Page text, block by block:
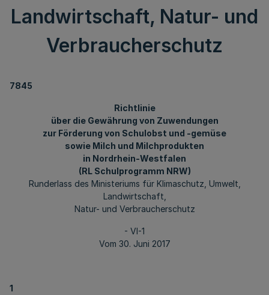
Landwirtschaft, Natur- und
Verbraucherschutz
7845
Richtlinie
über die Gewährung von Zuwendungen
zur Förderung von Schulobst und -gemüse
sowie Milch und Milchprodukten
in Nordrhein-Westfalen
(RL Schulprogramm NRW)
Runderlass des Ministeriums für Klimaschutz, Umwelt,
Landwirtschaft,
Natur- und Verbraucherschutz
- VI-1
Vom 30. Juni 2017
1